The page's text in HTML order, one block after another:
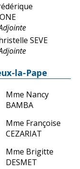
SEVE
la-Pape
Mme Nancy
BAMBA
Mme Françoise
CEZARIAT
Mme Brigitte
DESMET